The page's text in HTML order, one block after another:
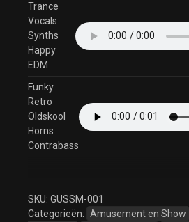
Trance
Vocals
Synths
Happy
EDM
Funky
Retro
Oldskool
Horns
Contrabass
SKU: GUSSM-001
Categorieën: Amusement en Show